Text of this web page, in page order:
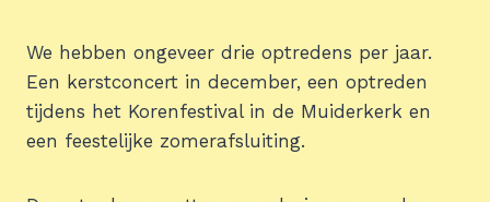
We hebben ongeveer drie optredens per jaar.
Een kerstconcert in december, een optreden
tijdens het Korenfestival in de Muiderkerk en
een feestelijke zomerafsluiting.